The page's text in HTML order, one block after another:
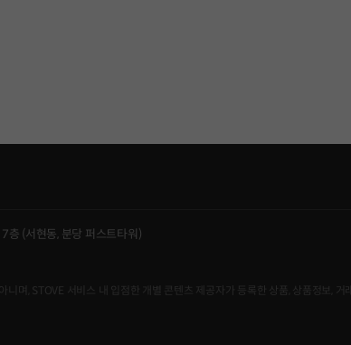
층 (서현동, 분당 퍼스트타워)
며, STOVE 서비스 내 입점한 개별 콘텐츠 제공자가 등록한 상품, 상품정보,